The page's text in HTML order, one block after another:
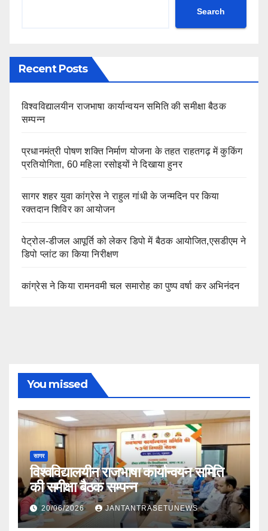
Search
Recent Posts
विश्वविद्यालयीन राजभाषा कार्यान्वयन समिति की समीक्षा बैठक
सम्पन्न
प्रधानमंत्री पोषण शक्ति निर्माण योजना के तहत राहतगढ़ में कुकिंग
प्रतियोगिता, 60 महिला रसोइयों ने दिखाया हुनर
सागर शहर युवा कांग्रेस ने राहुल गांधी के जन्मदिन पर किया
रक्तदान शिविर का आयोजन
पेट्रोल-डीजल आपूर्ति को लेकर डिपो में बैठक आयोजित,एसडीएम ने
डिपो प्लांट का किया निरीक्षण
कांग्रेस ने किया रामनवमी चल समारोह का पुष्प वर्षा कर अभिनंदन
You missed
सागर
विश्वविद्यालयीन राजभाषा कार्यान्वयन समिति
की समीक्षा बैठक सम्पन्न
20/06/2026 JANTANTRASETUNEWS